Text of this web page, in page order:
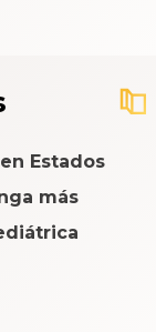
Estados
más